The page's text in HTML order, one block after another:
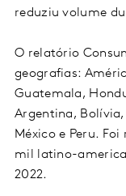
reduziu volume
O relatório
geografias:
Guatemala,
Argentina,
México e Peru.
mil latino-
2022.